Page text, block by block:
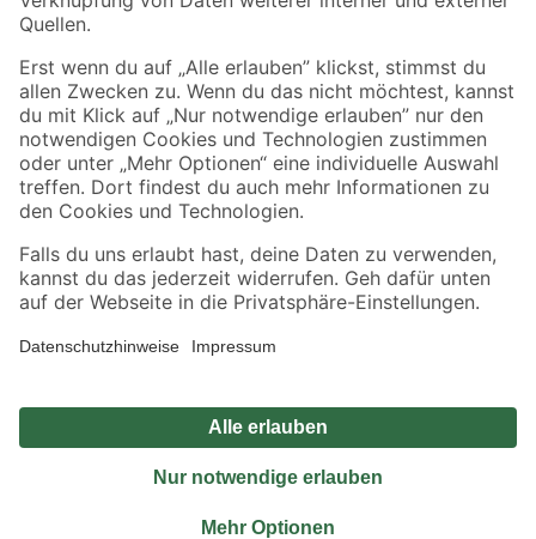
Sicher einkaufen
Jetzt die toom-App herunterladen
Alle Preisangaben in EUR inkl. gesetzl. MwSt.. Die dargestellten Angebote sind unter
Umständen nicht in allen Märkten verfügbar. Die angegebenen Verfügbarkeiten beziehen
Produkte nur solange der Vorrat reicht.
*Paketversand ab 59 € versandkostenfrei, gilt nicht für Artikel mit Speditionsversand, hier
Privatsphäre Impressum
Nutzungsbedingungen
Widerrufsrecht
Vertrag widerrufen
© 2026 toom Baumarkt GmbH